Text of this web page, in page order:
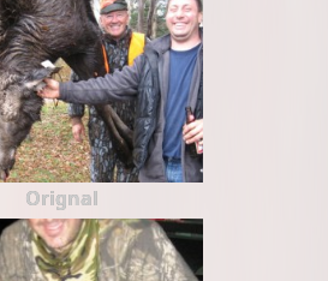
Orignal